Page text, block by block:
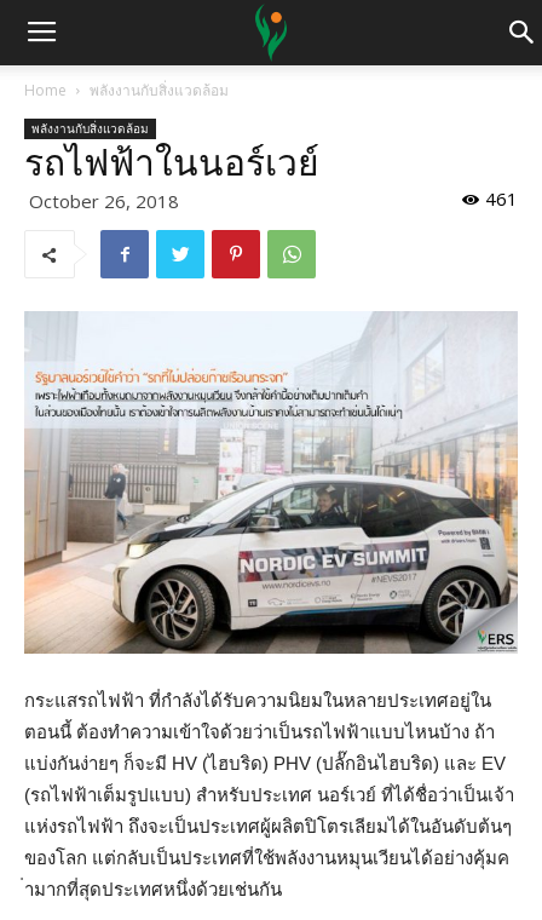
Home พลังงานกับสิ่งแวดล้อม
พลังงานกับสิ่งแวดล้อม
รถไฟฟ้าในนอร์เวย์
October 26, 2018 461
กระแสรถไฟฟ้า ที่กำลังได้รับความนิยมในหลายประเทศอยู่ใน
ตอนนี้ ต้องทำความเข้าใจด้วยว่าเป็นรถไฟฟ้าแบบไหนบ้าง ถ้า
แบ่งกันง่ายๆ ก็จะมี HV (ไฮบริด) PHV (ปลั๊กอินไฮบริด) และ EV
(รถไฟฟ้าเต็มรูปแบบ) สำหรับประเทศ นอร์เวย์ ที่ได้ชื่อว่าเป็นเจ้า
แห่งรถไฟฟ้า ถึงจะเป็นประเทศผู้ผลิตปิโตรเลียมได้ในอันดับต้นๆ
ของโลก แต่กลับเป็นประเทศที่ใช้พลังงานหมุนเวียนได้อย่างคุ้มค
่ามากที่สุดประเทศหนึ่งด้วยเช่นกัน